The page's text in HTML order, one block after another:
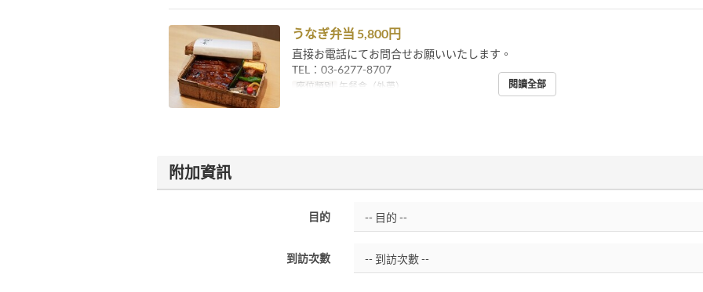
うなぎ弁当 5,800円
直接お電話にてお問合せお願いいたします。
TEL：03-6277-8707
座位類別 午餐盒（外帶） 閱讀全部
附加資訊
目的
到訪次數